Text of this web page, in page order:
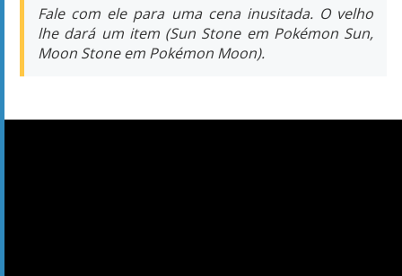
Fale com ele para uma cena inusitada. O velho
lhe dará um item (Sun Stone em Pokémon Sun,
Moon Stone em Pokémon Moon).